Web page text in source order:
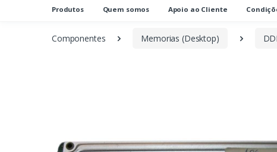
Produtos Quem somos Apoio ao Cliente
Componentes Memorias (Desktop)